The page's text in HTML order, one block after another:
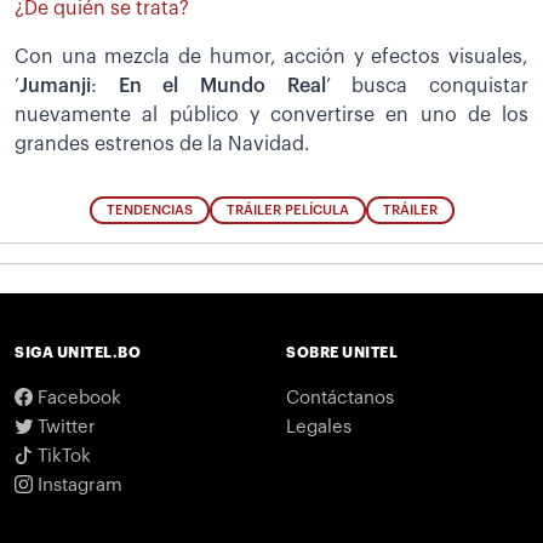
¿De quién se trata?
Con una mezcla de humor, acción y efectos visuales,
‘Jumanji: En el Mundo Real ’ busca conquistar
nuevamente al público y convertirse en uno de los
grandes estrenos de la Navidad.
TENDENCIAS TRÁILER PELÍCULA TRÁILER
SIGA UNITEL.BO
Facebook
Twitter
TikTok
Instagram
SOBRE UNITEL
Contáctanos
Legales